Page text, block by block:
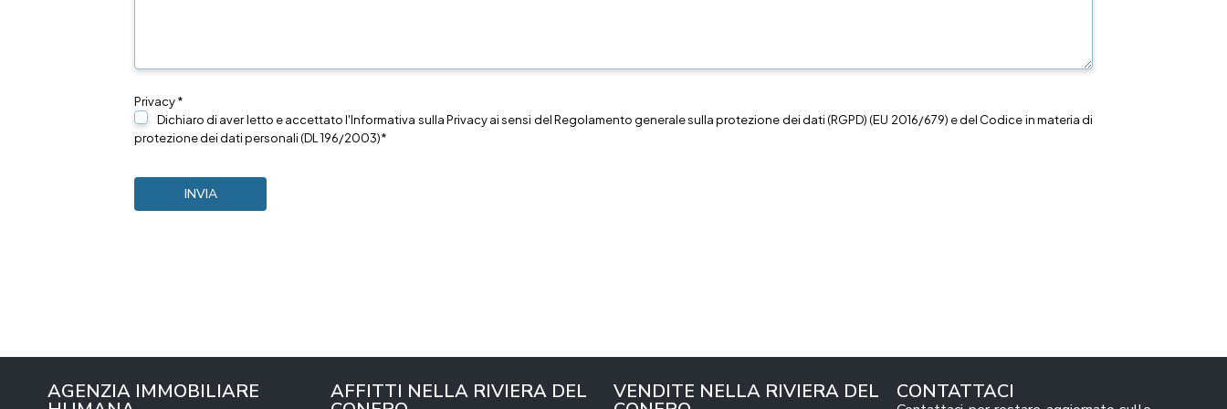
Privacy *
Dichiaro di aver letto e accettato l'Informativa sullaPrivacyai sensi del Regolamento generale sulla protezione dei dati (RGPD) (EU 2016/679) e del Codice in materia di
protezione dei dati personali (DL 196/2003)*
AGENZIA IMMOBILIARE AFFITTI NELLA RIVIERA DEL VENDITE NELLA RIVIERA DEL CONTATTACI